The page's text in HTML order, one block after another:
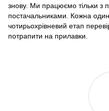
знову. Ми працюємо тільки з
постачальниками. Кожна
чотирьохрівневий етап
потрапити на прилавки.